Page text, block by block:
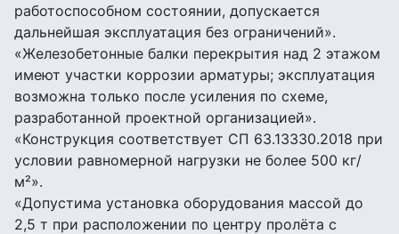
работоспособном состоянии, допускается
дальнейшая эксплуатация без ограничений».
«Железобетонные балки перекрытия над 2 этажом
имеют участки коррозии арматуры; эксплуатация
возможна только после усиления по схеме,
разработанной проектной организацией».
«Конструкция соответствует СП 63.13330.2018 при
условии равномерной нагрузки не более 500 кг/
м²».
«Допустима установка оборудования массой до
2,5 т при расположении по центру пролёта с